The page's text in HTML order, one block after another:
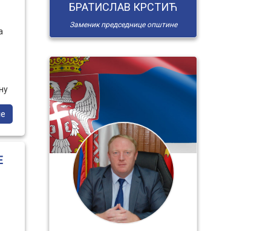
БРАТИСЛАВ КРСТИЋ
Заменик председнице општине